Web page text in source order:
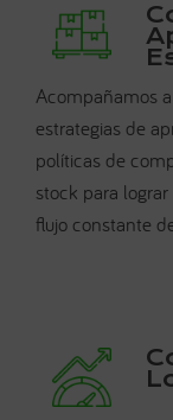
Acompañamos
estrategias de
políticas de
stock para
flujo constante